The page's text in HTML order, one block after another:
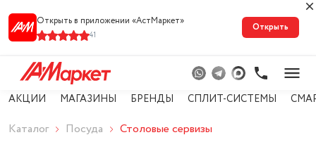
Открыть в приложении «АстМарке‪т‬»
41
Открыть
АКЦИИ МАГАЗИНЫ БРЕНДЫ СПЛИТ-СИСТЕМЫ
Каталог Посуда Столовые сервизы